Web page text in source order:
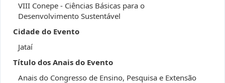
VIII Conepe - Ciências Básicas para o
Desenvolvimento Sustentável
Cidade do Evento
Jataí
Título dos Anais do Evento
Anais do Congresso de Ensino, Pesquisa e Extensão